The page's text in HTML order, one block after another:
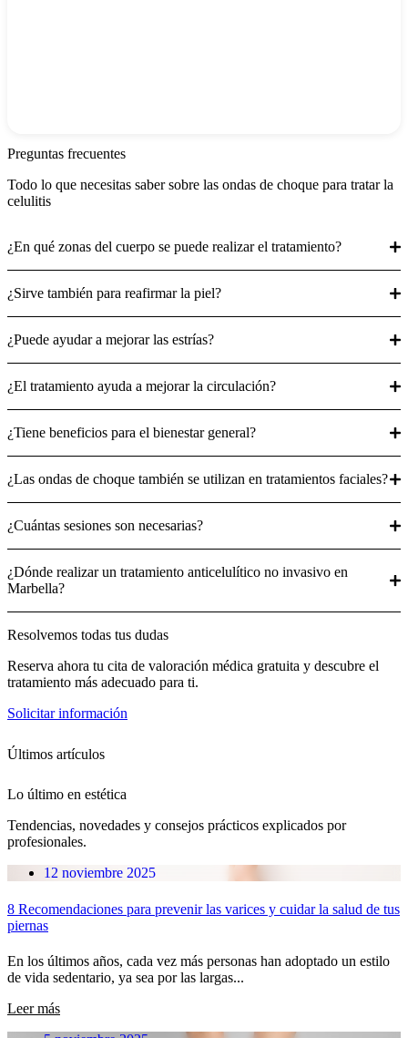
Preguntas frecuentes
Todo lo que necesitas saber sobre las ondas de choque para tratar la
celulitis
¿En qué zonas del cuerpo se puede realizar el tratamiento?
¿Sirve también para reafirmar la piel?
¿Puede ayudar a mejorar las estrías?
¿El tratamiento ayuda a mejorar la circulación?
¿Tiene beneficios para el bienestar general?
¿Las ondas de choque también se utilizan en tratamientos faciales?
¿Cuántas sesiones son necesarias?
¿Dónde realizar un tratamiento anticelulítico no invasivo en
Marbella?
Resolvemos todas tus dudas
Reserva ahora tu cita de valoración médica gratuita y descubre el
tratamiento más adecuado para ti.
Solicitar información
Últimos artículos
Lo último en estética
Tendencias, novedades y consejos prácticos explicados por
profesionales.
12 noviembre 2025
8 Recomendaciones para prevenir las varices y cuidar la salud de tus
piernas
En los últimos años, cada vez más personas han adoptado un estilo
de vida sedentario, ya sea por las largas...
Leer más